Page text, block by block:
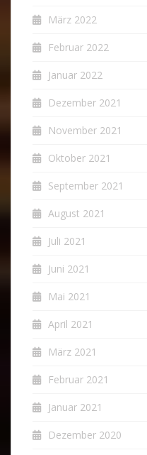
März 2022
Februar 2022
Januar 2022
Dezember 2021
November 2021
Oktober 2021
September 2021
August 2021
Juli 2021
Juni 2021
Mai 2021
April 2021
März 2021
Februar 2021
Januar 2021
Dezember 2020